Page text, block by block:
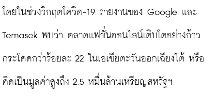
โดยในช่วงวิกฤตโควิด-19 รายงานของ Google และ
Temasek พบว่า ตลาดแฟชั่นออนไลน์เติบโตอย่างก้าว
กระโดดกว่าร้อยละ 22 ในเอเชียตะวันออกเฉียงใต้ หรือ
คิดเป็นมูลค่าสูงถึง 2.5 หมื่นล้านเหรียญสหรัฐฯ